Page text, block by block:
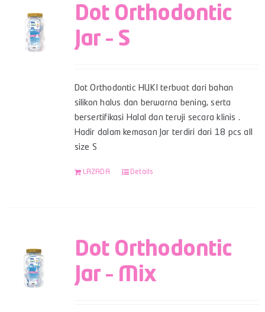
Dot Orthodontic
Jar – S
Dot Orthodontic HUKI terbuat dari bahan
silikon halus dan berwarna bening, serta
bersertifikasi Halal dan teruji secara klinis .
Hadir dalam kemasan Jar terdiri dari 18 pcs all
size S
LAZADA Details
Dot Orthodontic
Jar – Mix